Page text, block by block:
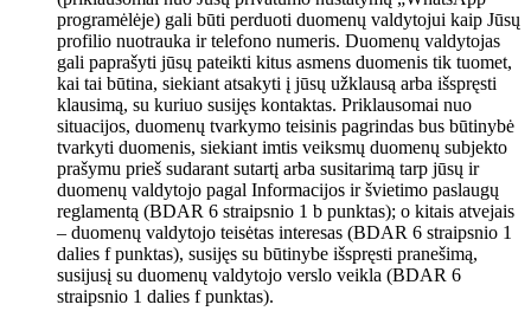
programėlėje) gali būti perduoti duomenų valdytojui kaip Jūsų
profilio nuotrauka ir telefono numeris. Duomenų valdytojas
gali paprašyti jūsų pateikti kitus asmens duomenis tik tuomet,
kai tai būtina, siekiant atsakyti į jūsų užklausą arba išspręsti
klausimą, su kuriuo susijęs kontaktas. Priklausomai nuo
situacijos, duomenų tvarkymo teisinis pagrindas bus būtinybė
tvarkyti duomenis, siekiant imtis veiksmų duomenų subjekto
prašymu prieš sudarant sutartį arba susitarimą tarp jūsų ir
duomenų valdytojo pagal Informacijos ir švietimo paslaugų
reglamentą (BDAR 6 straipsnio 1 b punktas); o kitais atvejais
– duomenų valdytojo teisėtas interesas (BDAR 6 straipsnio 1
dalies f punktas), susijęs su būtinybe išspręsti pranešimą,
susijusį su duomenų valdytojo verslo veikla (BDAR 6
straipsnio 1 dalies f punktas).